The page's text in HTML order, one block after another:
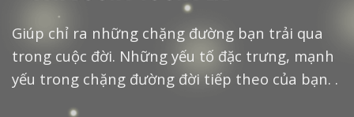
Giúp chỉ ra những chặng đường bạn trải qua
trong cuộc đời. Những yếu tố đặc trưng, mạnh
yếu trong chặng đường đời tiếp theo của bạn. .